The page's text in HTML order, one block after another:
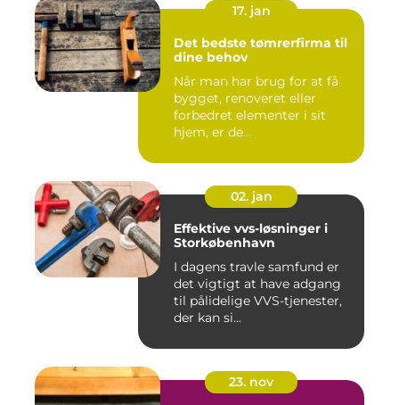
17. jan
Det bedste tømrerfirma til
dine behov
Når man har brug for at få
bygget, renoveret eller
forbedret elementer i sit
hjem, er de...
02. jan
Effektive vvs-løsninger i
Storkøbenhavn
I dagens travle samfund er
det vigtigt at have adgang
til pålidelige VVS-tjenester,
der kan si...
23. nov